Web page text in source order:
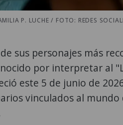
P. LUCHE / FOTO: REDES
sus personajes más
por interpretar al
este 5 de junio de
vinculados al mundo